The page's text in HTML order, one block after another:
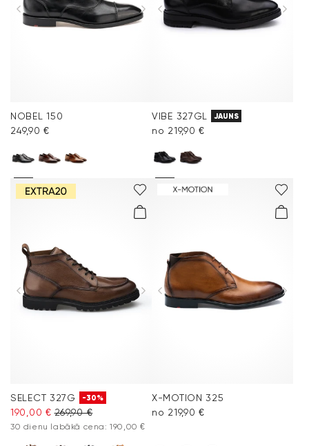
NOBEL 150
249,90 €
VIBE 327GL JAUNS
no 219,90 €
SELECT 327G -30%
190,00 € 269,90 €
30 dienu labākā cena: 190,00 €
X-MOTION 325
no 219,90 €